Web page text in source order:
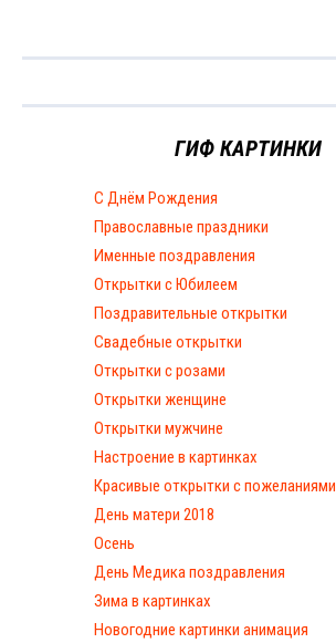
ГИФ КАРТИНКИ
С Днём Рождения
Православные праздники
Именные поздравления
Открытки с Юбилеем
Поздравительные открытки
Свадебные открытки
Открытки с розами
Открытки женщине
Открытки мужчине
Настроение в картинках
Красивые открытки с пожеланиями
День матери 2018
Осень
День Медика поздравления
Зима в картинках
Новогодние картинки анимация